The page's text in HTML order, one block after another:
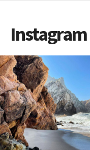
Instagram